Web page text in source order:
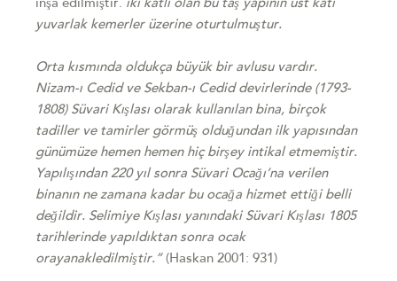
inşa edilmiştir. iki katlı olan bu taş yapının üst katı
yuvarlak kemerler üzerine oturtulmuştur.
Orta kısmında oldukça büyük bir avlusu vardır.
Nizam-ı Cedid ve Sekban-ı Cedid devirlerinde (1793-
1808) Süvari Kışlası olarak kullanılan bina, birçok
tadiller ve tamirler görmüş olduğundan ilk yapısından
günümüze hemen hemen hiç birşey intikal etmemiştir.
Yapılışından 220 yıl sonra Süvari Ocağı’na verilen
binanın ne zamana kadar bu ocağa hizmet ettiği belli
değildir. Selimiye Kışlası yanındaki Süvari Kışlası 1805
tarihlerinde yapıldıktan sonra ocak
orayanakledilmiştir.” (Haskan 2001: 931)